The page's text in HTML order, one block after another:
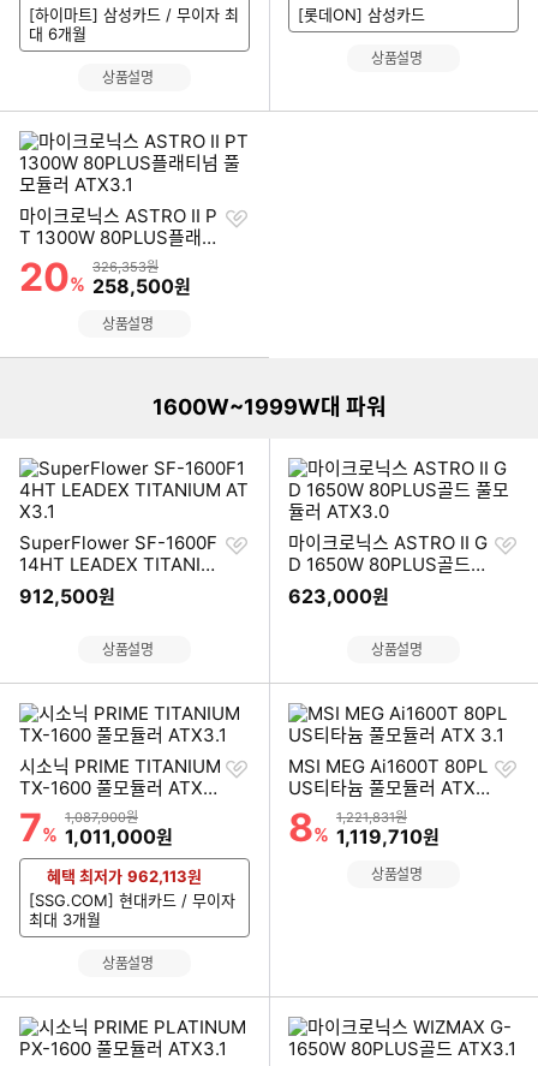
[하이마트] 삼성카드 / 무이자 최
대 6개월
상품설명
[롯데ON] 삼성카드
상품설명
마이크로닉스 ASTRO II P
T 1300W 80PLUS플래티
넘 풀모듈러 ATX3.1
할인률
20%
상품금액
326,353원
할인금액
258,500원
찜
상품설명
1600W~1999W대 파워
SuperFlower SF-1600F
14HT LEADEX TITANIU
M ATX3.1
912,500원
찜
상품설명
마이크로닉스 ASTRO II G
D 1650W 80PLUS골드
풀모듈러 ATX3.0
623,000원
찜
상품설명
시소닉 PRIME TITANIUM
TX-1600 풀모듈러 ATX3.
1
할인률
7%
상품금액
1,087,900원
할인금액
1,011,000원
찜
혜택 최저가 962,113원
[SSG.COM] 현대카드 / 무이자
최대 3개월
상품설명
MSI MEG Ai1600T 80PL
US티타늄 풀모듈러 ATX
3.1
할인률
8%
상품금액
1,221,831원
할인금액
1,119,710원
찜
상품설명